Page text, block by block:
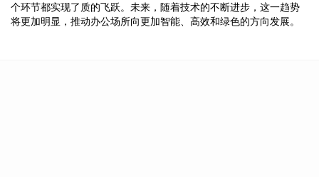
个环节都实现了质的飞跃。未来，随着技术的不断进步，这一趋势
将更加明显，推动办公场所向更加智能、高效和绿色的方向发展。